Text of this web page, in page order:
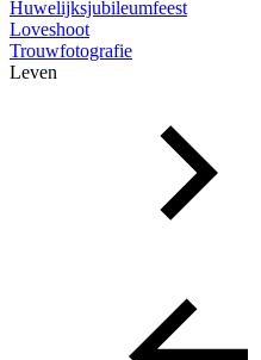
Huwelijksjubileumfeest
Loveshoot
Trouwfotografie
Leven